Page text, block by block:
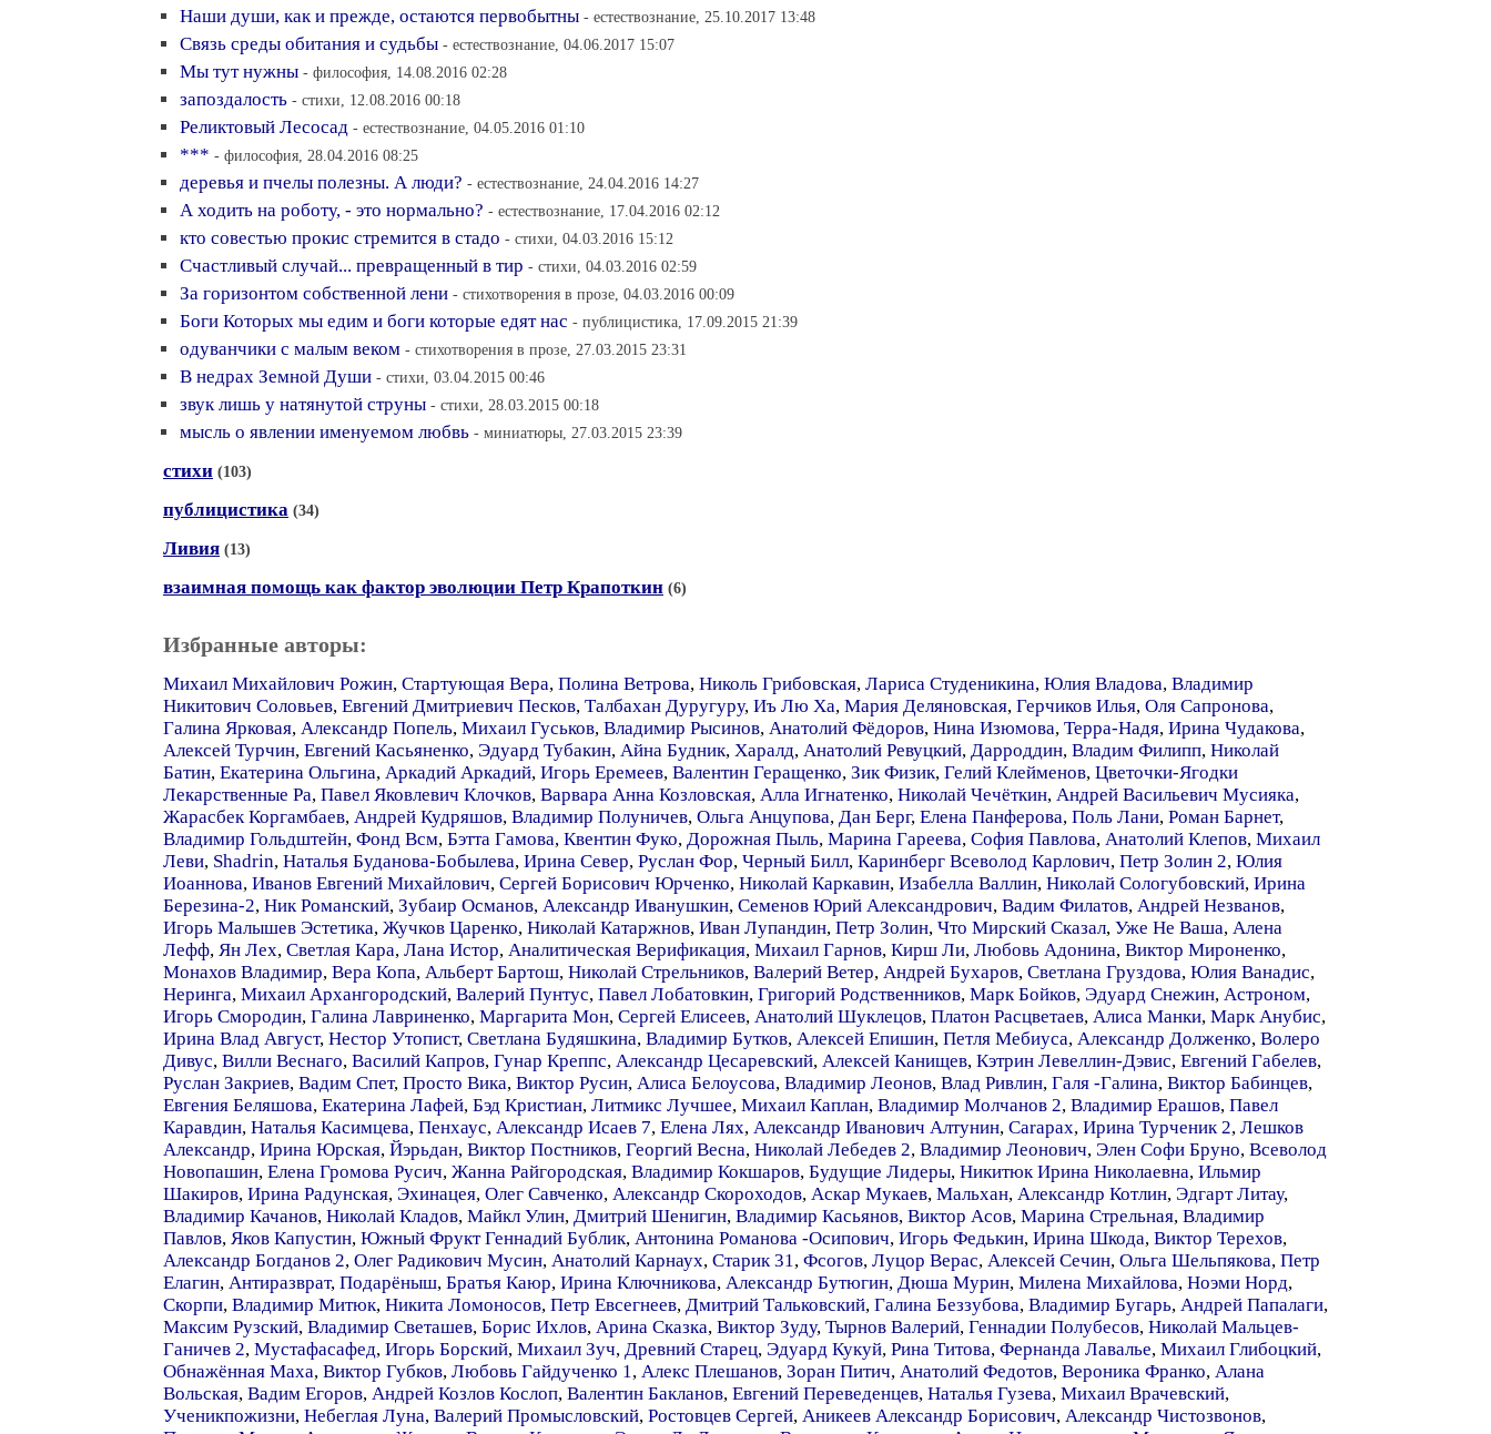
Наши души, как и прежде, остаются первобытны - естествознание, 25.10.2017 13:48
Связь среды обитания и судьбы - естествознание, 04.06.2017 15:07
Мы тут нужны - философия, 14.08.2016 02:28
запоздалость - стихи, 12.08.2016 00:18
Реликтовый Лесосад - естествознание, 04.05.2016 01:10
*** - философия, 28.04.2016 08:25
деревья и пчелы полезны. А люди? - естествознание, 24.04.2016 14:27
А ходить на роботу, - это нормально? - естествознание, 17.04.2016 02:12
кто совестью прокис стремится в стадо - стихи, 04.03.2016 15:12
Счастливый случай... превращенный в тир - стихи, 04.03.2016 02:59
За горизонтом собственной лени - стихотворения в прозе, 04.03.2016 00:09
Боги Которых мы едим и боги которые едят нас - публицистика, 17.09.2015 21:39
одуванчики с малым веком - стихотворения в прозе, 27.03.2015 23:31
В недрах Земной Души - стихи, 03.04.2015 00:46
звук лишь у натянутой струны - стихи, 28.03.2015 00:18
мысль о явлении именуемом любвь - миниатюры, 27.03.2015 23:39
стихи (103)
публицистика (34)
Ливия (13)
взаимная помощь как фактор эволюции Петр Крапоткин (6)
Избранные авторы:
Михаил Михайлович Рожин, Стартующая Вера, Полина Ветрова, Николь Грибовская, Лариса Студеникина, Юлия Владова, Владимир
Никитович Соловьев, Евгений Дмитриевич Песков, Талбахан Дуругуру, Иъ Лю Ха, Мария Деляновская, Герчиков Илья, Оля Сапронова,
Галина Ярковая, Александр Попель, Михаил Гуськов, Владимир Рысинов, Анатолий Фёдоров, Нина Изюмова, Терра-Надя, Ирина Чудакова,
Алексей Турчин, Евгений Касьяненко, Эдуард Тубакин, Айна Будник, Харалд, Анатолий Ревуцкий, Дарроддин, Владим Филипп, Николай
Батин, Екатерина Ольгина, Аркадий Аркадий, Игорь Еремеев, Валентин Геращенко, Зик Физик, Гелий Клейменов, Цветочки-Ягодки
Лекарственные Ра, Павел Яковлевич Клочков, Варвара Анна Козловская, Алла Игнатенко, Николай Чечёткин, Андрей Васильевич Мусияка,
Жарасбек Коргамбаев, Андрей Кудряшов, Владимир Полуничев, Ольга Анцупова, Дан Берг, Елена Панферова, Поль Лани, Роман Барнет,
Владимир Гольдштейн, Фонд Всм, Бэтта Гамова, Квентин Фуко, Дорожная Пыль, Марина Гареева, София Павлова, Анатолий Клепов, Михаил
Леви, Shadrin, Наталья Буданова-Бобылева, Ирина Север, Руслан Фор, Черный Билл, Каринберг Всеволод Карлович, Петр Золин 2, Юлия
Иоаннова, Иванов Евгений Михайлович, Сергей Борисович Юрченко, Николай Каркавин, Изабелла Валлин, Николай Сологубовский, Ирина
Березина-2, Ник Романский, Зубаир Османов, Александр Иванушкин, Семенов Юрий Александрович, Вадим Филатов, Андрей Незванов,
Игорь Малышев Эстетика, Жучков Царенко, Николай Катаржнов, Иван Лупандин, Петр Золин, Что Мирский Сказал, Уже Не Ваша, Алена
Лефф, Ян Лех, Светлая Кара, Лана Истор, Аналитическая Верификация, Михаил Гарнов, Кирш Ли, Любовь Адонина, Виктор Мироненко,
Монахов Владимир, Вера Копа, Альберт Бартош, Николай Стрельников, Валерий Ветер, Андрей Бухаров, Светлана Груздова, Юлия Ванадис,
Неринга, Михаил Архангородский, Валерий Пунтус, Павел Лобатовкин, Григорий Родственников, Марк Бойков, Эдуард Снежин, Астроном,
Игорь Смородин, Галина Лавриненко, Маргарита Мон, Сергей Елисеев, Анатолий Шуклецов, Платон Расцветаев, Алиса Манки, Марк Анубис,
Ирина Влад Август, Нестор Утопист, Светлана Будяшкина, Владимир Бутков, Алексей Епишин, Петля Мебиуса, Александр Долженко, Волеро
Дивус, Вилли Веснаго, Василий Капров, Гунар Креппс, Александр Цесаревский, Алексей Канищев, Кэтрин Левеллин-Дэвис, Евгений Габелев,
Руслан Закриев, Вадим Спет, Просто Вика, Виктор Русин, Алиса Белоусова, Владимир Леонов, Влад Ривлин, Галя -Галина, Виктор Бабинцев,
Евгения Беляшова, Екатерина Лафей, Бэд Кристиан, Литмикс Лучшее, Михаил Каплан, Владимир Молчанов 2, Владимир Ерашов, Павел
Каравдин, Наталья Касимцева, Пенхаус, Александр Исаев 7, Елена Лях, Александр Иванович Алтунин, Carapax, Ирина Турченик 2, Лешков
Александр, Ирина Юрская, Йэрьдан, Виктор Постников, Георгий Весна, Николай Лебедев 2, Владимир Леонович, Элен Софи Бруно, Всеволод
Новопашин, Елена Громова Русич, Жанна Райгородская, Владимир Кокшаров, Будущие Лидеры, Никитюк Ирина Николаевна, Ильмир
Шакиров, Ирина Радунская, Эхинацея, Олег Савченко, Александр Скороходов, Аскар Мукаев, Мальхан, Александр Котлин, Эдгарт Литау,
Владимир Качанов, Николай Кладов, Майкл Улин, Дмитрий Шенигин, Владимир Касьянов, Виктор Асов, Марина Стрельная, Владимир
Павлов, Яков Капустин, Южный Фрукт Геннадий Бублик, Антонина Романова -Осипович, Игорь Федькин, Ирина Шкода, Виктор Терехов,
Александр Богданов 2, Олег Радикович Мусин, Анатолий Карнаух, Старик 31, Фсогов, Луцор Верас, Алексей Сечин, Ольга Шельпякова, Петр
Елагин, Антиразврат, Подарёныш, Братья Каюр, Ирина Ключникова, Александр Бутюгин, Дюша Мурин, Милена Михайлова, Ноэми Норд,
Скорпи, Владимир Митюк, Никита Ломоносов, Петр Евсегнеев, Дмитрий Тальковский, Галина Беззубова, Владимир Бугарь, Андрей Папалаги,
Максим Рузский, Владимир Светашев, Борис Ихлов, Арина Сказка, Виктор Зуду, Тырнов Валерий, Геннадии Полубесов, Николай Мальцев-
Ганичев 2, Мустафасафед, Игорь Борский, Михаил Зуч, Древний Старец, Эдуард Кукуй, Рина Титова, Фернанда Лавалье, Михаил Глибоцкий,
Обнажённая Маха, Виктор Губков, Любовь Гайдученко 1, Алекс Плешанов, Зоран Питич, Анатолий Федотов, Вероника Франко, Алана
Вольская, Вадим Егоров, Андрей Козлов Кослоп, Валентин Бакланов, Евгений Переведенцев, Наталья Гузева, Михаил Врачевский,
Ученикпожизни, Небеглая Луна, Валерий Промысловский, Ростовцев Сергей, Аникеев Александр Борисович, Александр Чистозвонов,